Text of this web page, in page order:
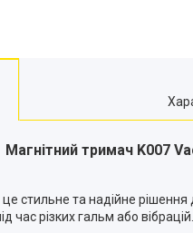
Магнітний тримач K007
стильне та надійне
час різких гальм або вібрацій.